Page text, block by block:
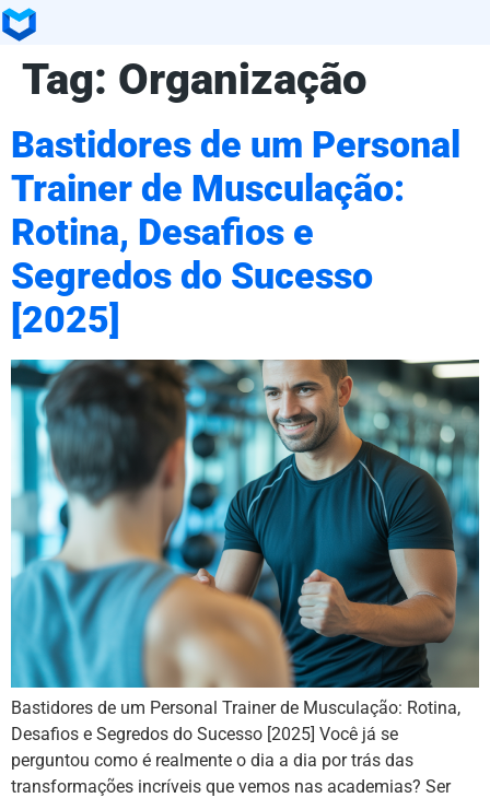
Tag: Organização
Bastidores de um Personal
Trainer de Musculação:
Rotina, Desafios e
Segredos do Sucesso
[2025]
Bastidores de um Personal Trainer de Musculação: Rotina,
Desafios e Segredos do Sucesso [2025] Você já se
perguntou como é realmente o dia a dia por trás das
transformações incríveis que vemos nas academias? Ser